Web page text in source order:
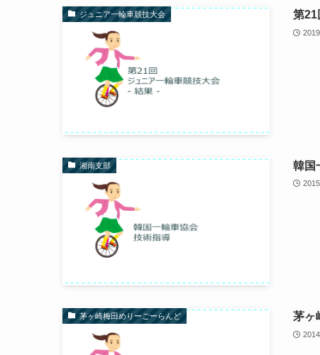
ジュニア一輪車競技大会 第21
湘南支部 韓国
茅ヶ崎梅田めりーごーらんど 茅ヶ